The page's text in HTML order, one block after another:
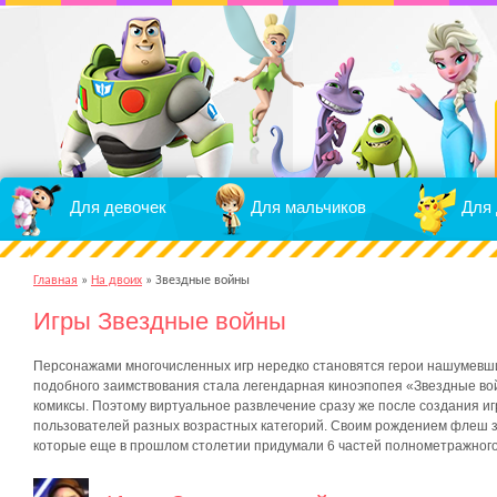
Для девочек Для мальчиков Для
Главная » На двоих » Звездные войны
Игры Звездные войны
Персонажами многочисленных игр нередко становятся герои
подобного заимствования стала легендарная киноэпопея «Звездные
комиксы. Поэтому виртуальное развлечение сразу же после создания
пользователей разных возрастных категорий. Своим рождением флеш
которые еще в прошлом столетии придумали 6 частей